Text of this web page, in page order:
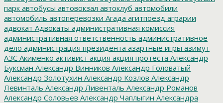
парк автобусы автовокзал автоклуб автомобили
автомобиль автоперевозки Агада агитпоезд аграрии
адвокат Адвокаты административная комиссия
административная ответственность административное
дело администрация президента азартные игры азимут
АЗС Акименко активист акция акция протеста Александр
Буксман Александр Винников Александр Головатый
Александр Золотухин Александр Козлов Александр
Левинталь Александр Ливенталь Александр Романов
Александр Соловьев Александр Чаплыгин Александра